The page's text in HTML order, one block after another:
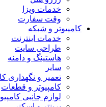
خدمات ویزا
وقت سفارت
کامپیوتر و شبکه
خدمات اینترنت
طراحی سایت
هاستینگ و دامنه
سایر
تعمیر و نگهداری
کامپیوتر و قطعات
لوازم جانبی